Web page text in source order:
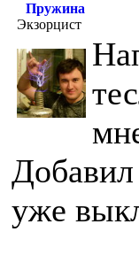
Пружина
Экзорцист
уже